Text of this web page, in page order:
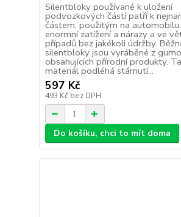
Silentbloky používané k uložení
podvozkových částí patří k
částem, použitým na
enormní zatížení a nárazy a ve
případů bez jakékoli údržby.
silentbloky jsou vyráběné z
obsahujících přírodní produkty.
materiál podléhá stárnutí...
597 Kč
493 Kč bez DPH
Do košíku, chci to mít doma